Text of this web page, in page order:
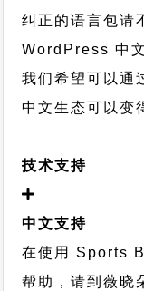
纠正的语言包请
WordPress 中
我们希望可以通
中文生态可以变
技术支持
中文支持
在使用 Sports
帮助，请到薇晓